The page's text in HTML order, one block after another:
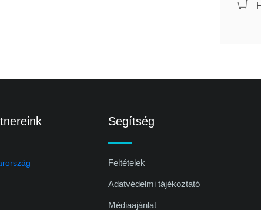
Segítség
Feltételek
Adatvédelmi tájékoztató
Médiaajánlat